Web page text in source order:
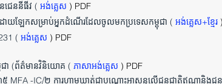
ជេននីធីវ ( អង់គ្លេស ) PDF
ដោយឡែកសម្រាប់អ្នកដំណើរដែលចូលមកប្រទេសកម្ពុជា ( អង់គ្លេស+ខ្មែរ
( អង់គ្លេស ) PDF
ា (ព័ត៌មានវិនិយោគ ( ភាសាអង់គ្លេស ) PDF
MFA -IC/២ ការហាមឃាត់ជាបណ្តោះអាសន្នលើជនជាតិឥណ្ឌានិងជ